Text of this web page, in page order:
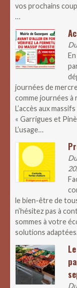
vos prochains
…
journées de
comme journées
L’accès aux
« Garrigues et
L’usage…
le bien-être de
n’hésitez pas à
sommes à votre
solutions